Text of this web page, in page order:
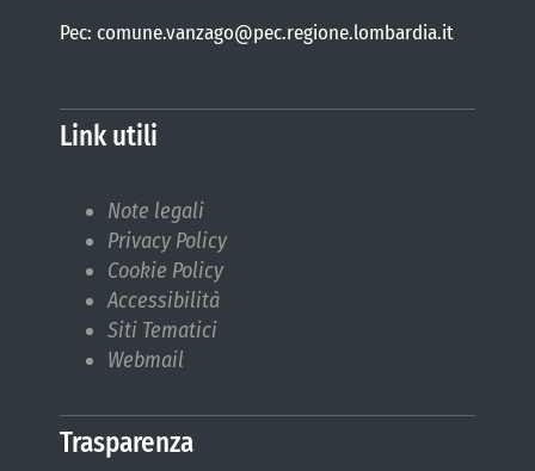
Pec: comune.vanzago@pec.regione.lombardia.it
Link utili
Note legali
Privacy Policy
Cookie Policy
Accessibilità
Siti Tematici
Webmail
Trasparenza